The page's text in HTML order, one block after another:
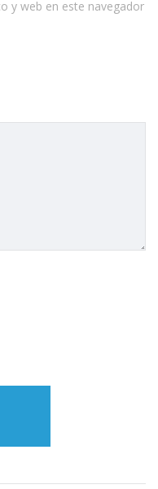
y web en este navegador